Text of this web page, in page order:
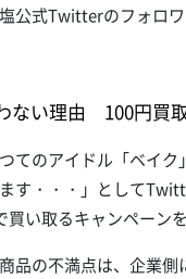
公式Twitterのフォロ
ない理由 100円買
てのアイドル「ベイク
す・・・」として
買い取るキャンペーン
品の不満点は、企業側